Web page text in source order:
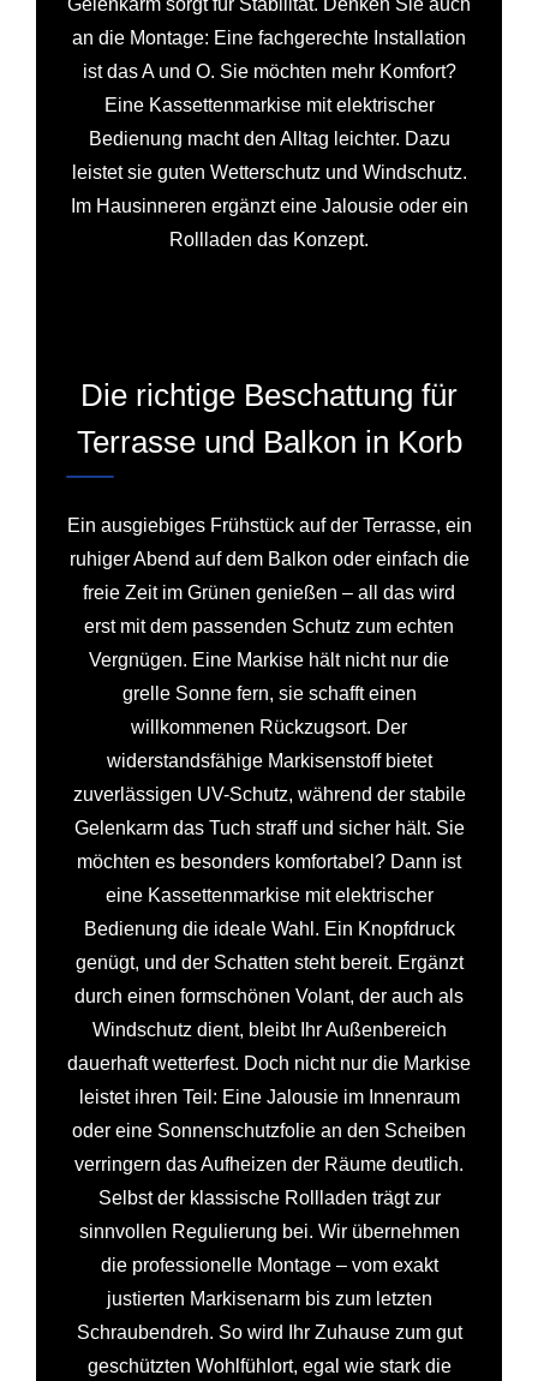
Gelenkarm sorgt für Stabilität. Denken Sie auch
an die Montage: Eine fachgerechte Installation
ist das A und O. Sie möchten mehr Komfort?
Eine Kassettenmarkise mit elektrischer
Bedienung macht den Alltag leichter. Dazu
leistet sie guten Wetterschutz und Windschutz.
Im Hausinneren ergänzt eine Jalousie oder ein
Rollladen das Konzept.
Die richtige Beschattung für
Terrasse und Balkon in Korb
Ein ausgiebiges Frühstück auf der Terrasse, ein
ruhiger Abend auf dem Balkon oder einfach die
freie Zeit im Grünen genießen – all das wird
erst mit dem passenden Schutz zum echten
Vergnügen. Eine Markise hält nicht nur die
grelle Sonne fern, sie schafft einen
willkommenen Rückzugsort. Der
widerstandsfähige Markisenstoff bietet
zuverlässigen UV-Schutz, während der stabile
Gelenkarm das Tuch straff und sicher hält. Sie
möchten es besonders komfortabel? Dann ist
eine Kassettenmarkise mit elektrischer
Bedienung die ideale Wahl. Ein Knopfdruck
genügt, und der Schatten steht bereit. Ergänzt
durch einen formschönen Volant, der auch als
Windschutz dient, bleibt Ihr Außenbereich
dauerhaft wetterfest. Doch nicht nur die Markise
leistet ihren Teil: Eine Jalousie im Innenraum
oder eine Sonnenschutzfolie an den Scheiben
verringern das Aufheizen der Räume deutlich.
Selbst der klassische Rollladen trägt zur
sinnvollen Regulierung bei. Wir übernehmen
die professionelle Montage – vom exakt
justierten Markisenarm bis zum letzten
Schraubendreh. So wird Ihr Zuhause zum gut
geschützten Wohlfühlort, egal wie stark die